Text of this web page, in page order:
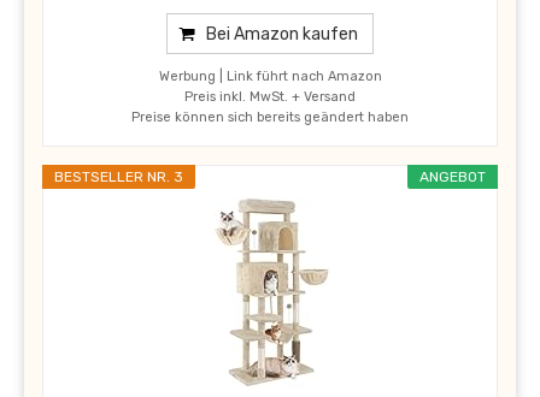
Bei Amazon kaufen
Werbung | Link führt nach Amazon
Preis inkl. MwSt. + Versand
Preise können sich bereits geändert haben
ANGEBOT
BESTSELLER NR. 3